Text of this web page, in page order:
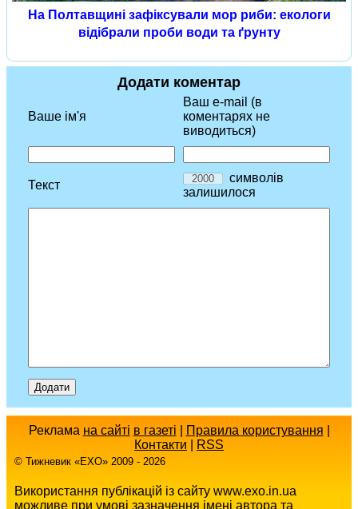
На Полтавщині зафіксували мор риби: екологи
відібрали проби води та ґрунту
Додати коментар
Ваше ім'я
Ваш e-mail (в
коментарях не
виводиться)
Текст
символів
залишилося
Реклама на сайті в газеті Правила користування
Контакти
RSS
© Тижневик «EХO» 2009 - 2026
Використання публікацій із сайту www.exo.in.ua
можливе при умові зазначення імені автора та